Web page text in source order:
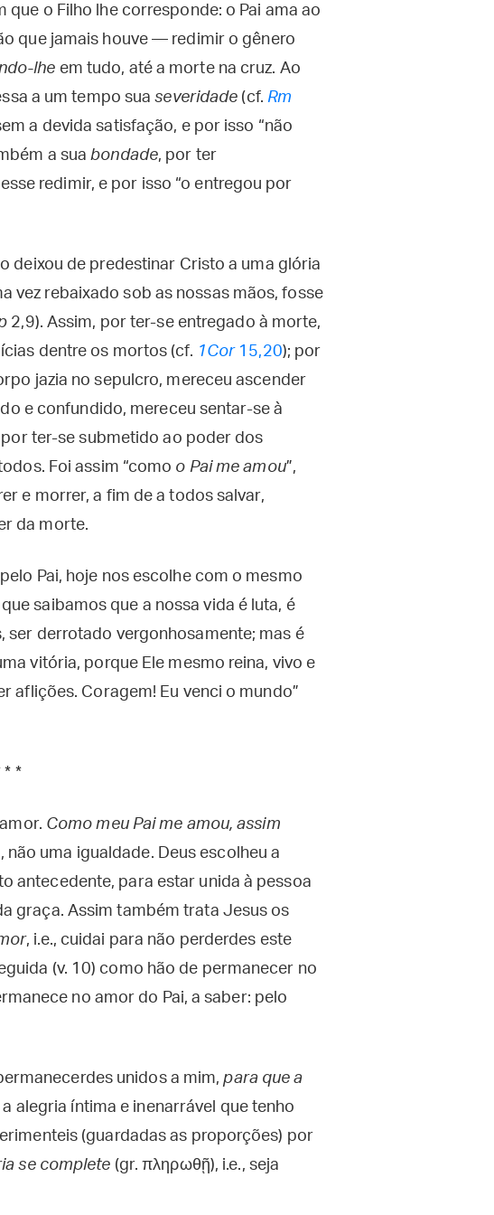
que o Filho lhe corresponde: o Pai ama ao
que jamais houve — redimir o gênero
lhe em tudo, até a morte na cruz. Ao
a um tempo suaseveridade (cf. Rm
a devida satisfação, e por isso “não
a suabondade, por ter
redimir, e por isso “o entregou por
deixou de predestinar Cristo a uma glória
vez rebaixado sob as nossas mãos, fosse
2,9). Assim, por ter-se entregado à morte,
dentre os mortos (cf. 1Cor15,20); por
jazia no sepulcro, mereceu ascender
e confundido, mereceu sentar-se à
ter-se submetido ao poder dos
Foi assim “como o Pai me amou”,
e morrer, a fim de a todos salvar,
da morte.
Pai, hoje nos escolhe com o mesmo
saibamos que a nossa vida é luta, é
ser derrotado vergonhosamente; mas é
vitória, porque Ele mesmo reina, vivo e
aflições. Coragem! Eu venci o mundo”
* *
Como meu Pai me amou, assim
não uma igualdade. Deus escolheu a
antecedente, para estar unida à pessoa
graça. Assim também trata Jesus os
, i.e., cuidai para não perderdes este
(v. 10) como hão de permanecer no
no amor do Pai, a saber: pelo
unidos a mim,para que a
a alegria íntima e inenarrável que tenho
(guardadas as proporções) por
se complete (gr. πληρωθῇ), i.e., seja